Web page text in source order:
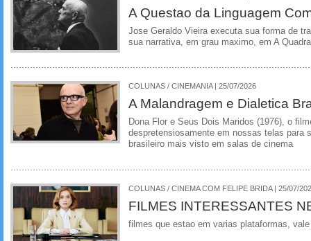
A Questao da Linguagem
Jose Geraldo Vieira executa sua forma de
sua narrativa, em grau maximo, em A
COLUNAS / CINEMANIA | 25/07/2026
A Malandragem e Dialetica
Dona Flor e Seus Dois Maridos (1976), o
despretensiosamente em nossas telas para
brasileiro mais visto em salas de cinema
COLUNAS / CINEMA COM FELIPE BRIDA | 25/07/
FILMES INTERESSANTES
filmes que estao em varias plataformas,